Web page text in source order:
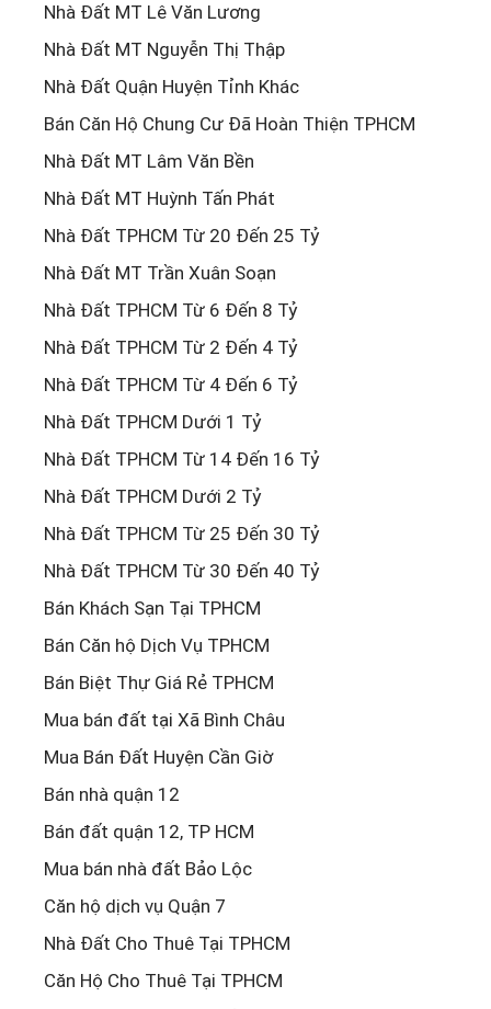
Nhà Đất MT Lê Văn Lương
Nhà Đất MT Nguyễn Thị Thập
Nhà Đất Quận Huyện Tỉnh Khác
Bán Căn Hộ Chung Cư Đã Hoàn Thiện TPHCM
Nhà Đất MT Lâm Văn Bền
Nhà Đất MT Huỳnh Tấn Phát
Nhà Đất TPHCM Từ 20 Đến 25 Tỷ
Nhà Đất MT Trần Xuân Soạn
Nhà Đất TPHCM Từ 6 Đến 8 Tỷ
Nhà Đất TPHCM Từ 2 Đến 4 Tỷ
Nhà Đất TPHCM Từ 4 Đến 6 Tỷ
Nhà Đất TPHCM Dưới 1 Tỷ
Nhà Đất TPHCM Từ 14 Đến 16 Tỷ
Nhà Đất TPHCM Dưới 2 Tỷ
Nhà Đất TPHCM Từ 25 Đến 30 Tỷ
Nhà Đất TPHCM Từ 30 Đến 40 Tỷ
Bán Khách Sạn Tại TPHCM
Bán Căn hộ Dịch Vụ TPHCM
Bán Biệt Thự Giá Rẻ TPHCM
Mua bán đất tại Xã Bình Châu
Mua Bán Đất Huyện Cần Giờ
Bán nhà quận 12
Bán đất quận 12, TP HCM
Mua bán nhà đất Bảo Lộc
Căn hộ dịch vụ Quận 7
Nhà Đất Cho Thuê Tại TPHCM
Căn Hộ Cho Thuê Tại TPHCM